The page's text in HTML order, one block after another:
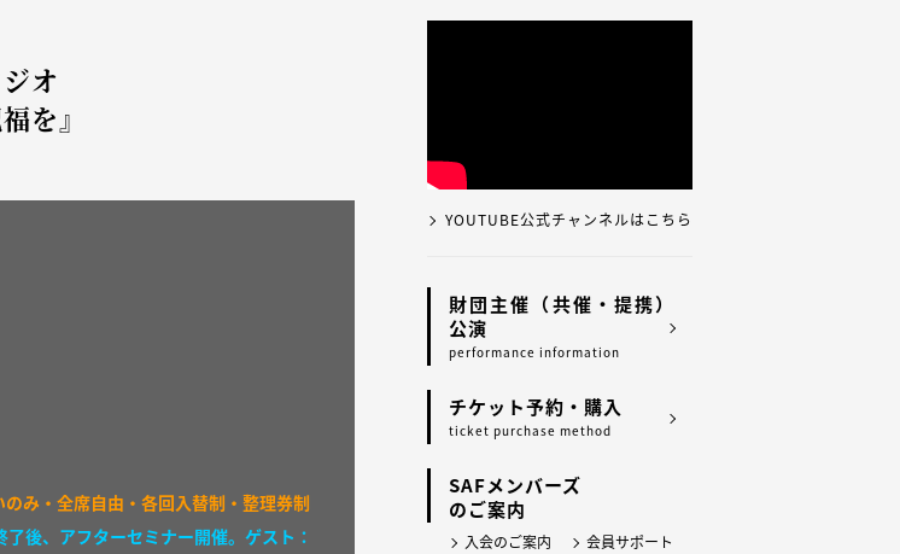
オ
を』
み・全席自由・各回入替制・整理券制
後、アフターセミナー開催。ゲスト：
YOUTUBE公式チャンネルはこちら
財団主催（共催・提携）
公演
performance information
チケット予約・購入
ticket purchase method
SAFメンバーズ
のご案内
入会のご案内 会員サポート